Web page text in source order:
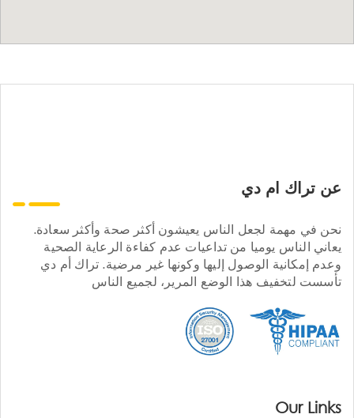
عن تراك ام دي
نحن في مهمة لجعل الناس يعيشون أكثر صحة وأكثر سعادة.
يعاني الناس يوميا من تداعيات عدم كفاءة الرعاية الصحية
وعدم إمكانية الوصول إليها وكونها غير مرضية. تراك أم دي
تأسست لتخفيف هذا الوضع المرير، لجميع الناس
Our Links